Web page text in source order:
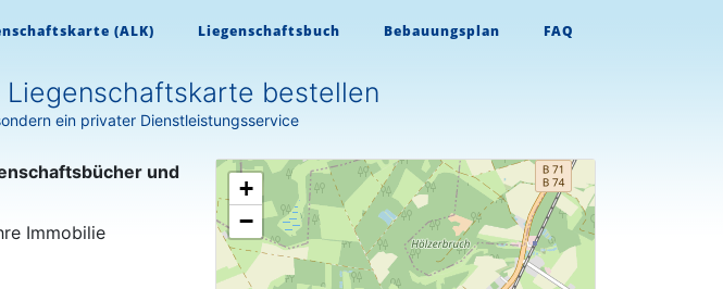
(ALK) Liegenschaftsbuch Bebauungsplan FAQ
Liegenschaftskarte bestellen
ein privater Dienstleistungsservice
und
Immobilie
+
−